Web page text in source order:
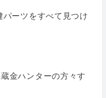
ーツをすべて見つけ
金ハンターの方々す